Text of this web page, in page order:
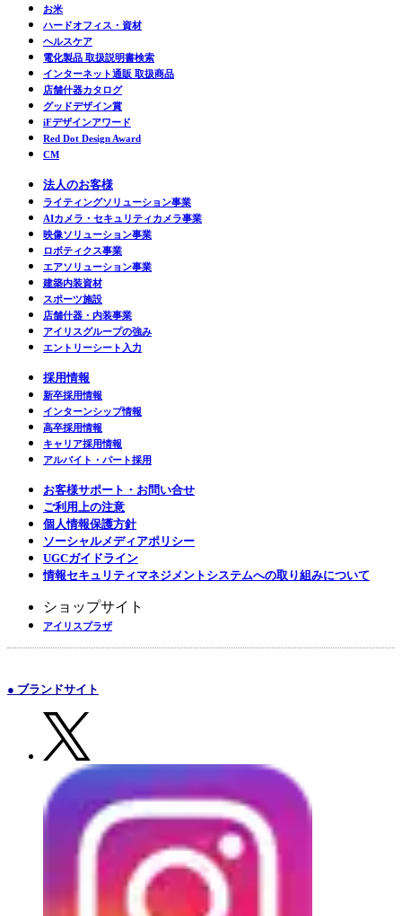
お米
ハードオフィス・資材
ヘルスケア
電化製品 取扱説明書検索
インターネット通販 取扱商品
店舗什器カタログ
グッドデザイン賞
iFデザインアワード
Red Dot Design Award
CM
法人のお客様
ライティングソリューション事業
AIカメラ・セキュリティカメラ事業
映像ソリューション事業
ロボティクス事業
エアソリューション事業
建築内装資材
スポーツ施設
店舗什器・内装事業
アイリスグループの強み
エントリーシート入力
採用情報
新卒採用情報
インターンシップ情報
高卒採用情報
キャリア採用情報
アルバイト・パート採用
お客様サポート・お問い合せ
ご利用上の注意
個人情報保護方針
ソーシャルメディアポリシー
UGCガイドライン
情報セキュリティマネジメントシステムへの取り組みについて
ショップサイト
アイリスプラザ
● ブランドサイト